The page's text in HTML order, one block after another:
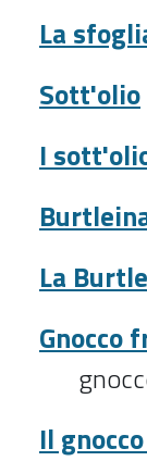
La
Sott'olio
I
La
Gnocco
Il